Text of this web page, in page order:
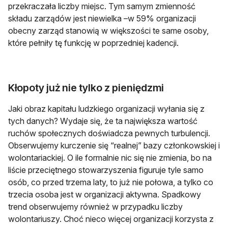
przekraczała liczby miejsc. Tym samym zmienność
składu zarządów jest niewielka –w 59% organizacji
obecny zarząd stanowią w większości te same osoby,
które pełniły tę funkcję w poprzedniej kadencji.
Kłopoty już nie tylko z pieniędzmi
Jaki obraz kapitału ludzkiego organizacji wyłania się z
tych danych? Wydaje się, że ta największa wartość
ruchów społecznych doświadcza pewnych turbulencji.
Obserwujemy kurczenie się “realnej” bazy członkowskiej i
wolontariackiej. O ile formalnie nic się nie zmienia, bo na
liście przeciętnego stowarzyszenia figuruje tyle samo
osób, co przed trzema laty, to już nie połowa, a tylko co
trzecia osoba jest w organizacji aktywna. Spadkowy
trend obserwujemy również w przypadku liczby
wolontariuszy. Choć nieco więcej organizacji korzysta z